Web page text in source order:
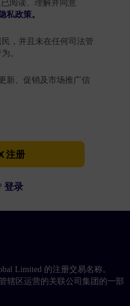
阅读、理解并同意
政策。
，并且未在任何司法管
。
新、促销及市场推广信
注册
登录
Limited 的注册交易名称。
辖区运营的关联公司集团的一部